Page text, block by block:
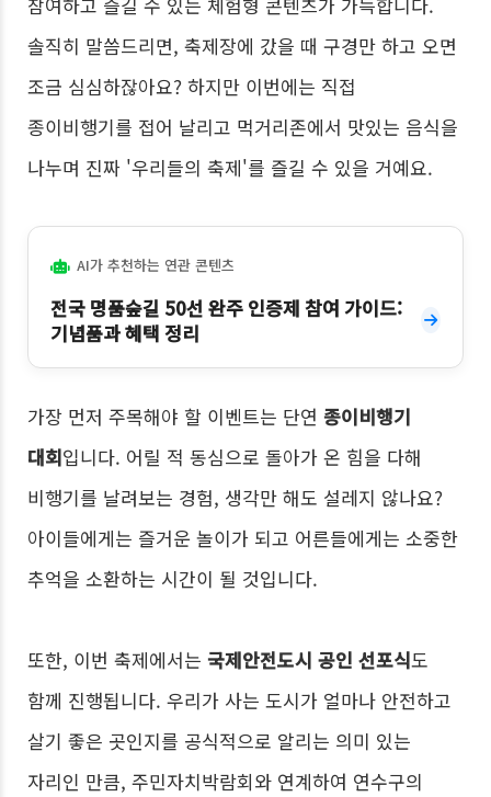
솔직히 말씀드리면, 축제장에 갔을 때 구경만 하고 오면
조금 심심하잖아요? 하지만 이번에는 직접
종이비행기를 접어 날리고 먹거리존에서 맛있는 음식을
나누며 진짜 '우리들의 축제'를 즐길 수 있을 거예요.
AI가 추천하는 연관 콘텐츠
전국 명품숲길 50선 완주 인증제 참여 가이드:
기념품과 혜택 정리
가장 먼저 주목해야 할 이벤트는 단연 종이비행기
대회입니다. 어릴 적 동심으로 돌아가 온 힘을 다해
비행기를 날려보는 경험, 생각만 해도 설레지 않나요?
아이들에게는 즐거운 놀이가 되고 어른들에게는 소중한
추억을 소환하는 시간이 될 것입니다.
또한, 이번 축제에서는 국제안전도시 공인 선포식도
함께 진행됩니다. 우리가 사는 도시가 얼마나 안전하고
살기 좋은 곳인지를 공식적으로 알리는 의미 있는
자리인 만큼, 주민자치박람회와 연계하여 연수구의